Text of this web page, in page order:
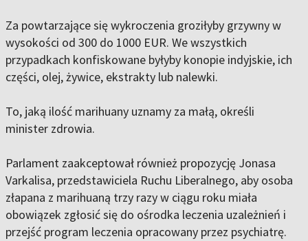
Za powtarzające się wykroczenia groziłyby grzywny w
wysokości od 300 do 1000 EUR. We wszystkich
przypadkach konfiskowane byłyby konopie indyjskie, ich
części, olej, żywice, ekstrakty lub nalewki.
To, jaką ilość marihuany uznamy za małą, określi
minister zdrowia.
Parlament zaakceptował również propozycję Jonasa
Varkalisa, przedstawiciela Ruchu Liberalnego, aby osoba
złapana z marihuaną trzy razy w ciągu roku miała
obowiązek zgłosić się do ośrodka leczenia uzależnień i
przejść program leczenia opracowany przez psychiatrę.